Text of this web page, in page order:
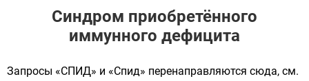
Синдром приобретённого
иммунного дефицита
Запросы «СПИД» и «Спид» перенаправляются сюда, см.